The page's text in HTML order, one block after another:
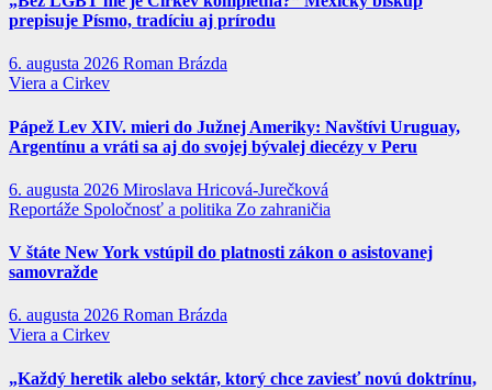
prepisuje Písmo, tradíciu aj prírodu
6. augusta 2026 Roman Brázda
Viera a Cirkev
Pápež Lev XIV. mieri do Južnej Ameriky: Navštívi Uruguay,
Argentínu a vráti sa aj do svojej bývalej diecézy v Peru
6. augusta 2026 Miroslava Hricová-Jurečková
Reportáže Spoločnosť a politika Zo zahraničia
V štáte New York vstúpil do platnosti zákon o asistovanej
samovražde
6. augusta 2026 Roman Brázda
Viera a Cirkev
„Každý heretik alebo sektár, ktorý chce zaviesť novú doktrínu,